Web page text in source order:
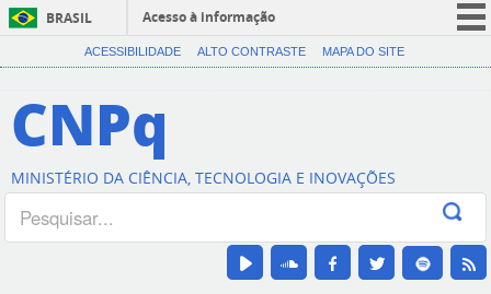
BRASIL
Acesso à informação
CORONAVÍRUS (COVID-19)
Canais
ACESSIBILIDADE ALTO CONTRASTE MAPA DO SITE
CNPq
MINISTÉRIO DA CIÊNCIA, TECNOLOGIA E INOVAÇÕES